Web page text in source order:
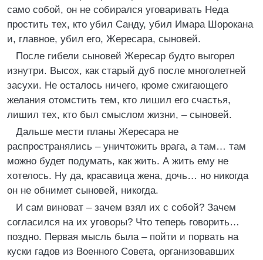
само собой, он не собирался уговаривать Неда
простить тех, кто убил Санду, убил Имара Шорокана
и, главное, убил его, Жересара, сыновей.
После гибели сыновей Жересар будто выгорел
изнутри. Высох, как старый дуб после многолетней
засухи. Не осталось ничего, кроме сжигающего
желания отомстить тем, кто лишил его счастья,
лишил тех, кто был смыслом жизни, – сыновей.
Дальше мести планы Жересара не
распространялись – уничтожить врага, а там… там
можно будет подумать, как жить. А жить ему не
хотелось. Ну да, красавица жена, дочь… но никогда
он не обнимет сыновей, никогда.
И сам виноват – зачем взял их с собой? Зачем
согласился на их уговоры? Что теперь говорить…
поздно. Первая мысль была – пойти и порвать на
куски гадов из Военного Совета, организовавших